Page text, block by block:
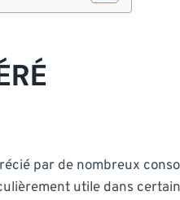
par de nombreux
utile dans